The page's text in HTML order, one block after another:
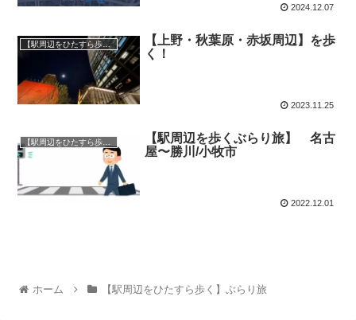
2024.12.07
【駅周辺をひたすら歩く】ぶらり旅
【上野・秋葉原・赤坂周辺】を歩
く！
2023.11.25
【駅周辺を歩くぶらり旅】 名古
屋〜勝川/小牧市
2022.12.01
ホーム 【駅周辺をひたすら歩く】ぶらり旅